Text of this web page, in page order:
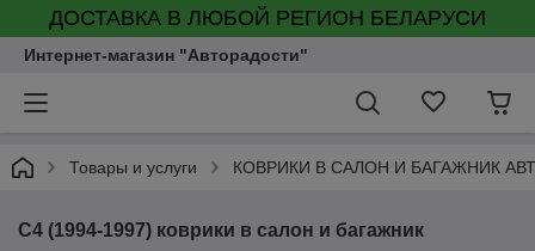
ДОСТАВКА В ЛЮБОЙ РЕГИОН БЕЛАРУСИ
Интернет-магазин "Авторадости"
Товары и услуги КОВРИКИ В САЛОН И БАГАЖНИК
C4 (1994-1997) коврики в салон и багажник